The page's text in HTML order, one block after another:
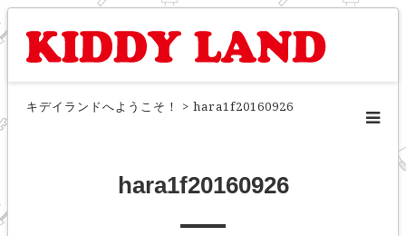
キデイランドへようこそ！ > hara1f20160926
hara1f20160926